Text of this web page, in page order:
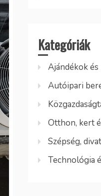
Kategóriák
Ajándékok
Autóipari
Otthon, kert
Szépség,
Technológia